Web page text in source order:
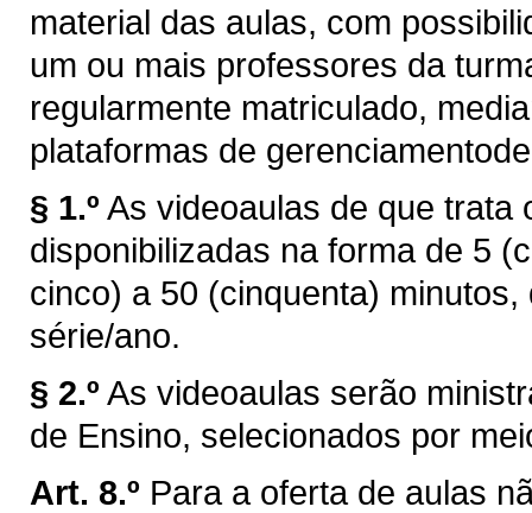
material das aulas, com
um ou mais professores da
regularmente matriculado,
plataformas de
§ 1.º As videoaulas de que trata
disponibilizadas na forma de 5
cinco) a 50 (cinquenta)
série/ano.
§ 2.º As videoaulas serão
de Ensino, selecionados por
Art. 8.º Para a oferta de aulas